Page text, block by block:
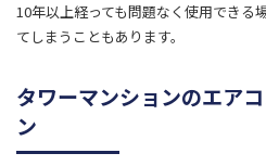
10年以上経っても問題なく使用できる
てしまうこともあります。
タワーマンションのエア
ン